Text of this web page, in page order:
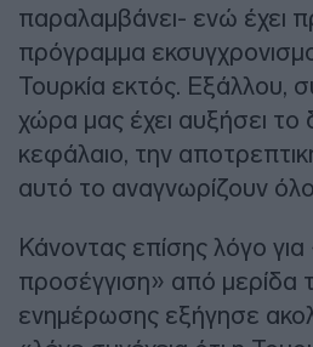
παραλαμβάνει- ενώ έχει
πρόγραμμα
Τουρκία εκτός. Εξάλλου,
χώρα μας έχει αυξήσει το
κεφάλαιο, την
αυτό το αναγνωρίζουν
Κάνοντας επίσης λόγο για
προσέγγιση» από μερίδα
ενημέρωσης εξήγησε